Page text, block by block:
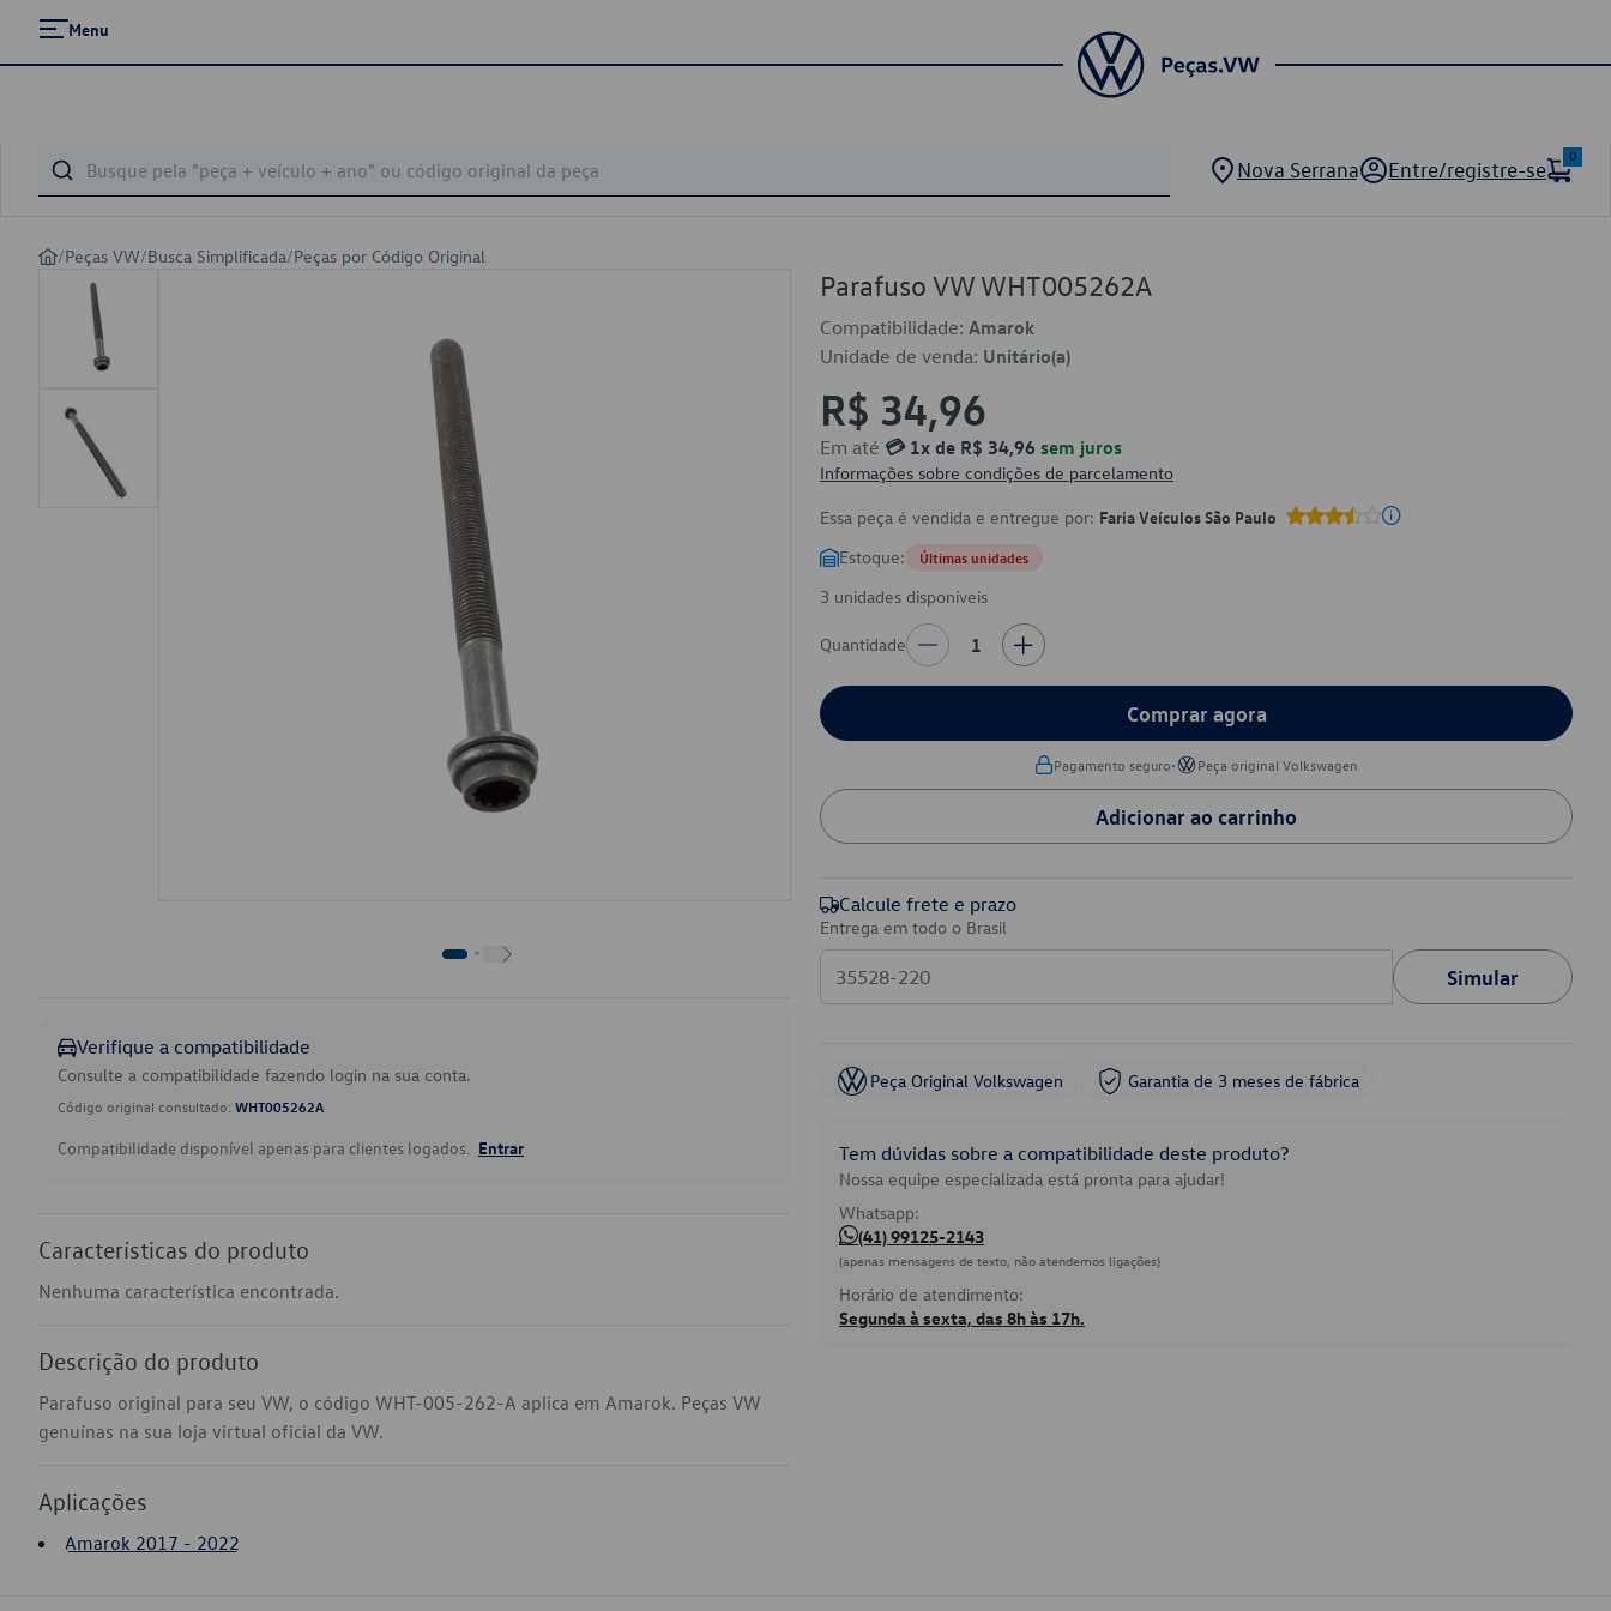
Menu
Nova Serrana Entre/registre-se
0
/Peças VW/Busca Simplificada/Peças por Código Original
Verifique a compatibilidade
Consulte a compatibilidade fazendo login na sua conta.
Código original consultado: WHT005262A
Compatibilidade disponível apenas para clientes logados. Entrar
Características do produto
Nenhuma característica encontrada.
Descrição do produto
Parafuso original para seu VW, o código WHT-005-262-A aplica em Amarok. Peças VW
genuínas na sua loja virtual oficial da VW.
Aplicações
Amarok 2017 - 2022
Parafuso VW WHT005262A
Compatibilidade: Amarok
Unidade de venda: Unitário(a)
R$ 34,96
Em até 💳 1x de R$ 34,96 sem juros
Informações sobre condições de parcelamento
Essa peça é vendida e entregue por: Faria Veículos São Paulo
Estoque: Últimas unidades
3 unidades disponíveis
Quantidade 1
Comprar agora
Pagamento seguro• Peça original Volkswagen
Adicionar ao carrinho
Calcule frete e prazo
Entrega em todo o Brasil
Simular
Peça Original Volkswagen Garantia de 3 meses de fábrica
Tem dúvidas sobre a compatibilidade deste produto?
Nossa equipe especializada está pronta para ajudar!
Whatsapp:
(41) 99125-2143
(apenas mensagens de texto, não atendemos ligações)
Horário de atendimento:
Segunda à sexta, das 8h às 17h.